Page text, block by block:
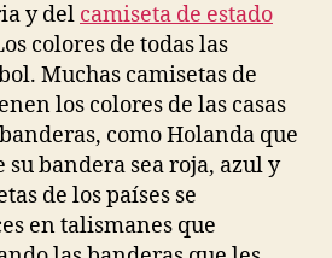
y del camiseta de estado
colores de todas las
Muchas camisetas de
los colores de las casas
como Holanda que
su bandera sea roja, azul y
de los países se
en talismanes que